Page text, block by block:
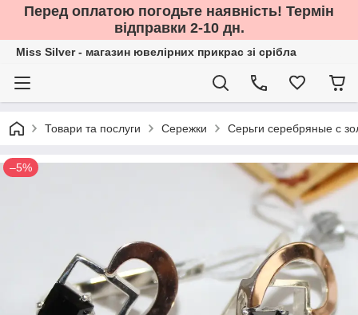
Перед оплатою погодьте наявність! Термін
відправки 2-10 дн.
Miss Silver - магазин ювелірних прикрас зі срібла
Товари та послуги Сережки Серьги серебряные с
–5%